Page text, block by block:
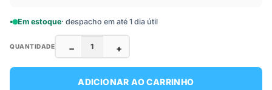
Em estoque· despacho em até 1 dia útil
QUANTIDADE − +
ADICIONAR AO CARRINHO